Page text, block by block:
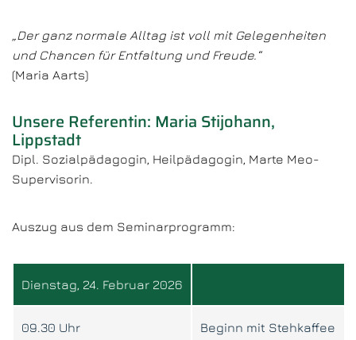
„Der ganz normale Alltag ist voll mit Gelegenheiten
und Chancen für Entfaltung und Freude.“
(Maria Aarts)
Unsere Referentin: Maria Stijohann,
Lippstadt
Dipl. Sozialpädagogin, Heilpädagogin, Marte Meo-
Supervisorin.
Auszug aus dem Seminarprogramm:
Dienstag, 24. Februar 2026
09.30 Uhr Beginn mit Stehkaffee